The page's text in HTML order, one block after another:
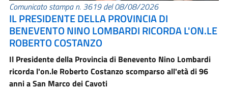
Comunicato stampa n. 3619 del 08/08/2026
IL PRESIDENTE DELLA PROVINCIA DI
BENEVENTO NINO LOMBARDI RICORDA L'ON.LE
ROBERTO COSTANZO
Il Presidente della Provincia di Benevento Nino Lombardi
ricorda l'on.le Roberto Costanzo scomparso all'età di 96
anni a San Marco dei Cavoti